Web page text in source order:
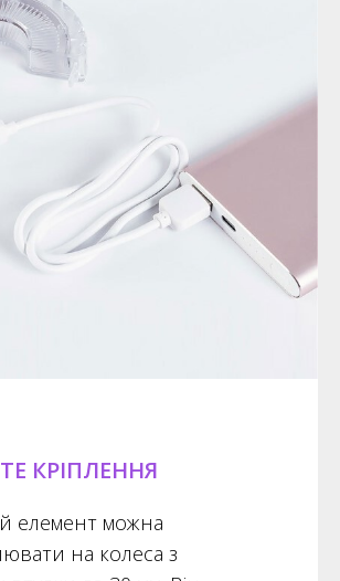
КРІПЛЕННЯ
елемент можна
на колеса з